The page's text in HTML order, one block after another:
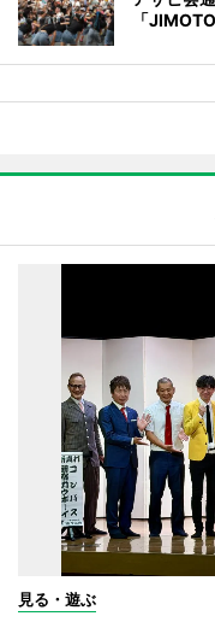
「
見る・遊ぶ